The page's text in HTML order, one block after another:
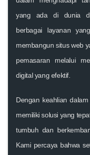
yang ada di dunia
berbagai layanan
membangun situs web
pemasaran melalui
digital yang efektif.
Dengan keahlian
memiliki solusi yang
tumbuh dan
Kami percaya bahwa